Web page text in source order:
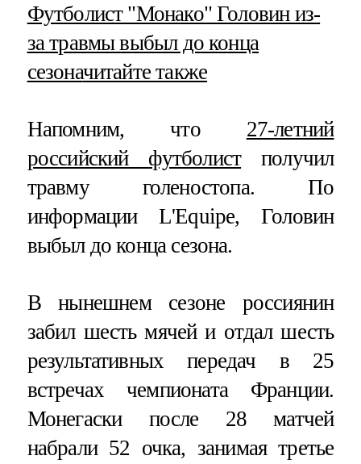
​Футболист "Монако" Головин из-
за травмы выбыл до конца
сезоначитайте также
Напомним, что 27-летний
российский футболистполучил
травму голеностопа. По
информации L'Equipe, Головин
выбыл до конца сезона.
В нынешнем сезоне россиянин
забил шесть мячей и отдал шесть
результативных передач в 25
встречах чемпионата Франции.
Монегаски после 28 матчей
набрали 52 очка, занимая третье